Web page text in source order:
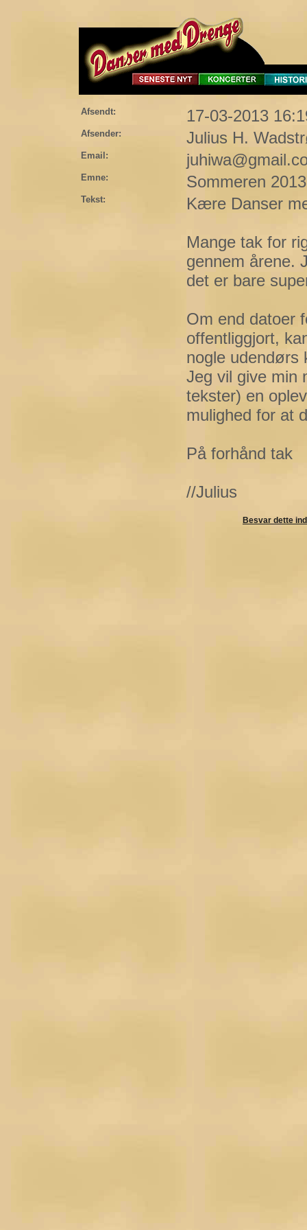
Afsendt: 17-03-2013
Afsender: Julius H.
Email:
Emne: Sommeren 2013
Tekst: Kære Danser
Mange tak for
gennem årene.
det er bare
Om end datoer
offentliggjort,
nogle udendørs
Jeg vil give min
tekster) en
mulighed for at
På forhånd tak
//Julius
Besvar dette